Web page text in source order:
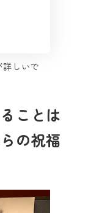
しいで
ことは
の祝福